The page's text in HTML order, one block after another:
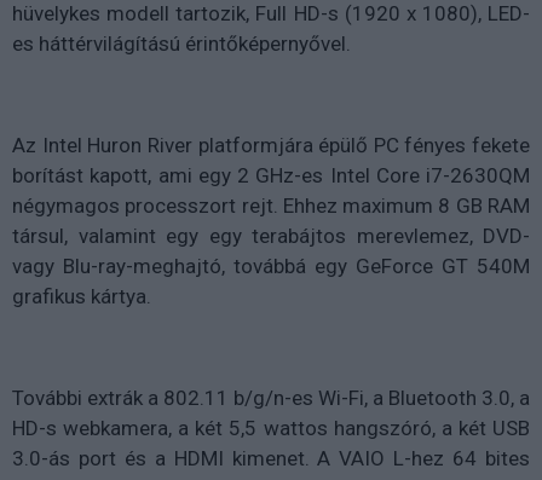
hüvelykes modell tartozik, Full HD-s (1920 x 1080), LED-
es háttérvilágítású érintőképernyővel.
Az Intel Huron River platformjára épülő PC fényes fekete
borítást kapott, ami egy 2 GHz-es Intel Core i7-2630QM
négymagos processzort rejt. Ehhez maximum 8 GB RAM
társul, valamint egy egy terabájtos merevlemez, DVD-
vagy Blu-ray-meghajtó, továbbá egy GeForce GT 540M
grafikus kártya.
További extrák a 802.11 b/g/n-es Wi-Fi, a Bluetooth 3.0, a
HD-s webkamera, a két 5,5 wattos hangszóró, a két USB
3.0-ás port és a HDMI kimenet. A VAIO L-hez 64 bites